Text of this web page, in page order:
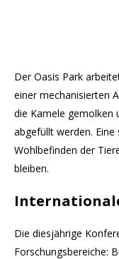
Der Oasis Park
einer mechanisierten
die Kamele gemolken
abgefüllt werden.
Wohlbefinden der
bleiben.
Die diesjährige
Forschungsbereiche: